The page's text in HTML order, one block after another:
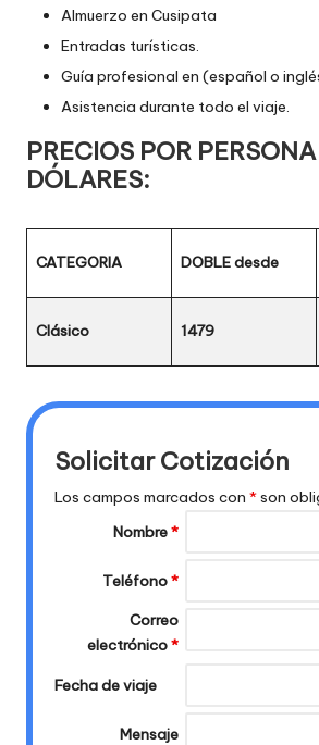
Almuerzo en Cusipata
Entradas turísticas.
Guía profesional en (español o
Asistencia durante todo el viaje.
PRECIOS POR
DÓLARES:
CATEGORIA DOBLE desde
Clásico 1479
Solicitar Cotización
Los campos marcados con *son
Nombre*
Teléfono*
Correo
electrónico*
Fecha de viaje
Mensaje